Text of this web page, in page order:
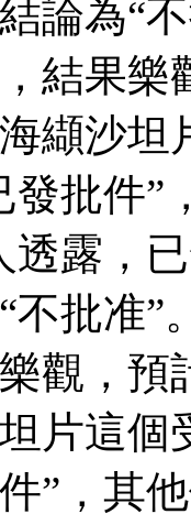
論為“
結果樂
纈沙坦
發批件”
透露，
不批准”
觀，預
片這個
”，其